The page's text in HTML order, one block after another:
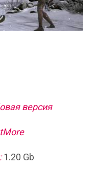
версия
1.20 Gb